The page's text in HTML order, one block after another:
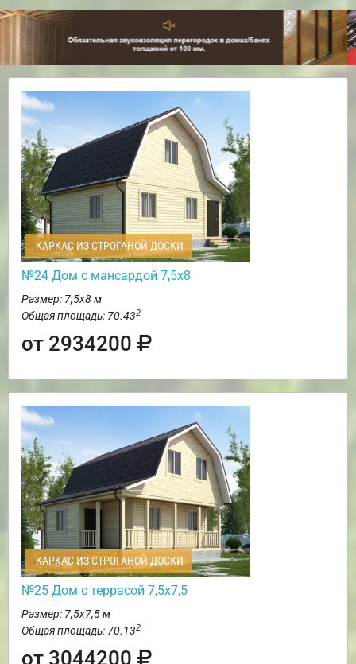
КАРКАС ИЗ СТРОГАНОЙ ДОСКИ
№24 Дом с мансардой 7,5х8
Размер: 7,5х8 м
Общая площадь: 70.432
от 2934200
КАРКАС ИЗ СТРОГАНОЙ ДОСКИ
№25 Дом с террасой 7,5х7,5
Размер: 7,5х7,5 м
Общая площадь: 70.132
от 3044200